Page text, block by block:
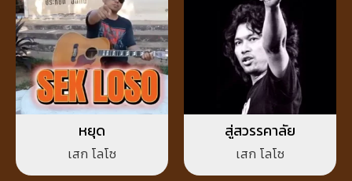
หยุด
เสก โลโซ
สู่สวรรคาลัย
เสก โลโซ